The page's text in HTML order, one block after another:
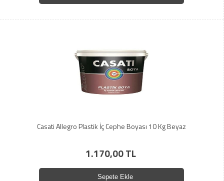
Casati Allegro Plastik İç Cephe Boyası 10 Kg Beyaz
1.170,00 TL
Sepete Ekle